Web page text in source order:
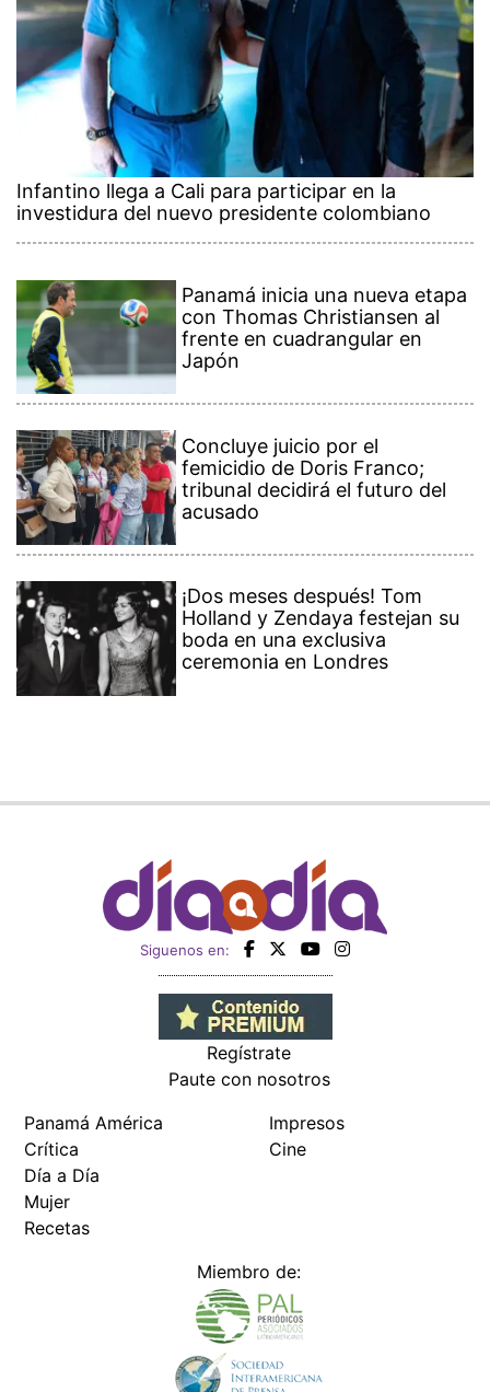
Infantino llega a Cali para participar en la
investidura del nuevo presidente colombiano
Panamá inicia una nueva etapa
con Thomas Christiansen al
frente en cuadrangular en
Japón
Concluye juicio por el
femicidio de Doris Franco;
tribunal decidirá el futuro del
acusado
¡Dos meses después! Tom
Holland y Zendaya festejan su
boda en una exclusiva
ceremonia en Londres
Siguenos en:
Regístrate
Paute con nosotros
Panamá América
Crítica
Día a Día
Mujer
Recetas
Impresos
Cine
Miembro de: